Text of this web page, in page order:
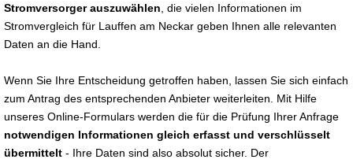
Stromversorger auszuwählen , die vielen Informationen im
Stromvergleich für Lauffen am Neckar geben Ihnen alle relevanten
Daten an die Hand.
Wenn Sie Ihre Entscheidung getroffen haben, lassen Sie sich einfach
zum Antrag des entsprechenden Anbieter weiterleiten. Mit Hilfe
unseres Online-Formulars werden die für die Prüfung Ihrer Anfrage
notwendigen Informationen gleich erfasst und verschlüsselt
übermittelt - Ihre Daten sind also absolut sicher. Der